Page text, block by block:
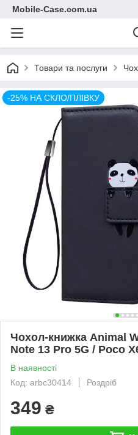
Mobile-Case.com.ua
Товари та послуги
-25% НА СКЛО/ПЛІВКУ
Чохол-книжка Animal
Note 13 Pro 5G / Poco
В наявності
Код: arbc30414
Роздріб
349 ₴